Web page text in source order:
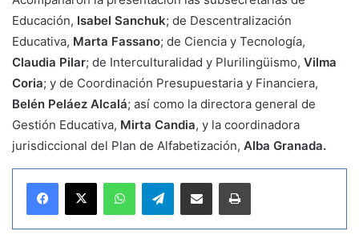
Educación, Isabel Sanchuk; de Descentralización
Educativa, Marta Fassano; de Ciencia y Tecnología,
Claudia Pilar; de Interculturalidad y Plurilingüismo, Vilma
Coria; y de Coordinación Presupuestaria y Financiera,
Belén Peláez Alcalá; así como la directora general de
Gestión Educativa, Mirta Candia, y la coordinadora
jurisdiccional del Plan de Alfabetización, Alba Granada.
Telegram